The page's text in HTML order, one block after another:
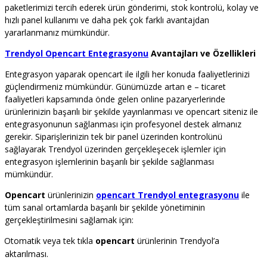
paketlerimizi tercih ederek ürün gönderimi, stok kontrolü, kolay ve
hızlı panel kullanımı ve daha pek çok farklı avantajdan
yararlanmanız mümkündür.
Trendyol Opencart Entegrasyonu Avantajları ve Özellikleri
Entegrasyon yaparak opencart ile ilgili her konuda faaliyetlerinizi
güçlendirmeniz mümkündür. Günümüzde artan e – ticaret
faaliyetleri kapsamında önde gelen online pazaryerlerinde
ürünlerinizin başarılı bir şekilde yayınlanması ve opencart siteniz ile
entegrasyonunun sağlanması için profesyonel destek almanız
gerekir. Siparişlerinizin tek bir panel üzerinden kontrolünü
sağlayarak Trendyol üzerinden gerçekleşecek işlemler için
entegrasyon işlemlerinin başarılı bir şekilde sağlanması
mümkündür.
Opencart ürünlerinizin opencart Trendyol entegrasyonu ile
tüm sanal ortamlarda başarılı bir şekilde yönetiminin
gerçekleştirilmesini sağlamak için:
Otomatik veya tek tıkla opencart ürünlerinin Trendyol’a
aktarılması.